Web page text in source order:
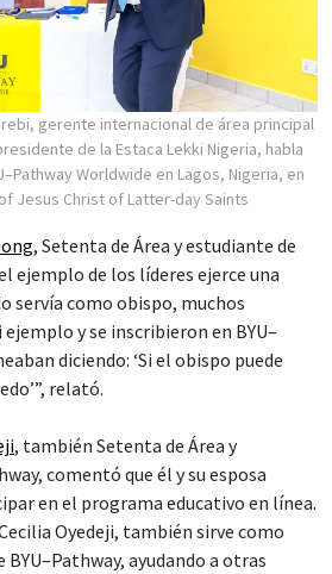
gerente internacional de área principal
de la Estaca Lekki Nigeria, habla
Worldwide en Lagos, Nigeria, en
Jesus Christ of Latter-day Saints
, Setenta de Área y estudiante de
ejemplo de los líderes ejerce una
servía como obispo, muchos
y se inscribieron en BYU–
diciendo: ‘Si el obispo puede
relató.
, también Setenta de Área y
comentó que él y su esposa
en el programa educativo en línea.
Oyedeji, también sirve como
ayudando a otras